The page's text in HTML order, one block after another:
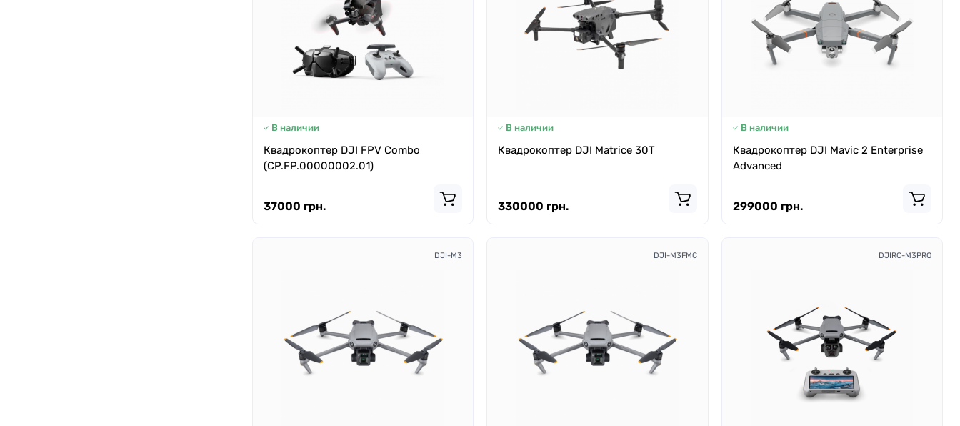
В наличии
Квадрокоптер DJI FPV Combo
(CP.FP.00000002.01)
37000 грн.
В наличии
Квадрокоптер DJI Matrice 30T
330000 грн.
В наличии
Квадрокоптер DJI Mavic 2 Enterprise
Advanced
299000 грн.
DJI-M3 DJI-M3FMC DJIRC-M3PRO